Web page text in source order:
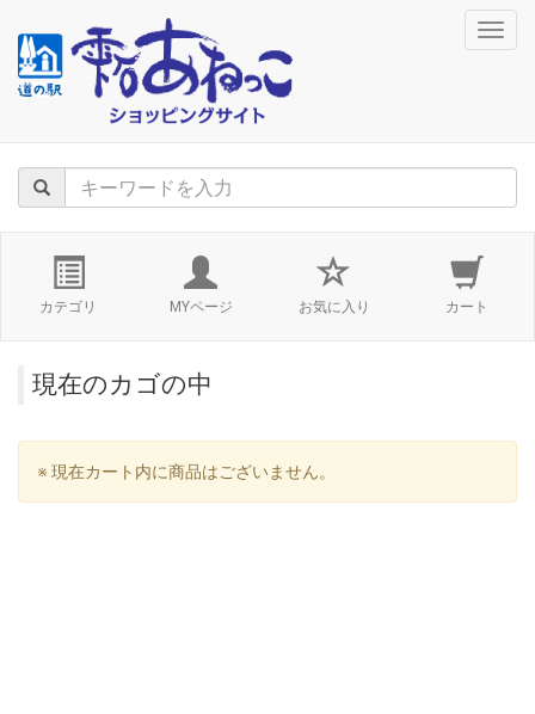
カテゴリ MYページ お気に入り カート
現在のカゴの中
※ 現在カート内に商品はございません。